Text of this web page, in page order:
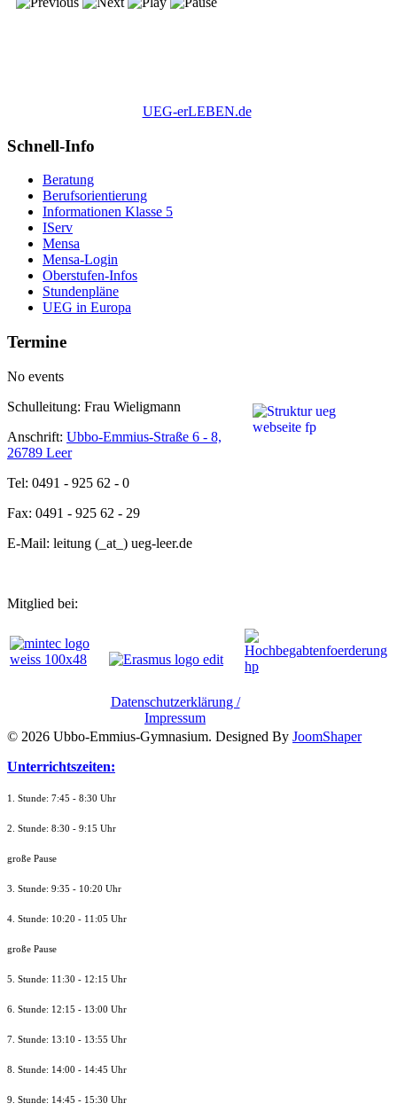
UEG-erLEBEN.de
Schnell-Info
Beratung
Berufsorientierung
Informationen Klasse 5
IServ
Mensa
Mensa-Login
Oberstufen-Infos
Stundenpläne
UEG in Europa
Termine
No events
Schulleitung: Frau Wieligmann
Anschrift: Ubbo-Emmius-Straße 6 - 8,
26789 Leer
Tel: 0491 - 925 62 - 0
Fax: 0491 - 925 62 - 29
E-Mail: leitung (_at_) ueg-leer.de
Mitglied bei:
Datenschutzerklärung /
Impressum
© 2026 Ubbo-Emmius-Gymnasium. Designed By JoomShaper
Unterrichtszeiten:
1. Stunde: 7:45 - 8:30 Uhr
2. Stunde: 8:30 - 9:15 Uhr
große Pause
3. Stunde: 9:35 - 10:20 Uhr
4. Stunde: 10:20 - 11:05 Uhr
große Pause
5. Stunde: 11:30 - 12:15 Uhr
6. Stunde: 12:15 - 13:00 Uhr
7. Stunde: 13:10 - 13:55 Uhr
8. Stunde: 14:00 - 14:45 Uhr
9. Stunde: 14:45 - 15:30 Uhr